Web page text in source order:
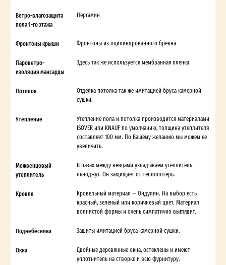
Ветро-влагозащита
пола 1-го этажа
Пергамин
Фронтоны крыши Фронтоны из оцилиндрованного бревна
Пароветро-
изоляция мансарды
Здесь так же используется мембранная пленка.
Потолок
Отделка потолка так же имитацией бруса камерной
сушки.
Утепление
Утепление пола и потолка производится материалами
ISOVER или KNAUF по умолчанию, толщина утеплителя
составляет 100 мм. По Вашему желанию мы можем ее
увеличить.
Межвенцовый
утеплитель
В пазах между венцами укладываем утеплитель —
льноджут. Он защищает от теплопотерь.
Кровля
Кровельный материал — Ондулин. На выбор есть
красный, зеленый или коричневый цвет. Материал
волнистой формы и очень симпатично выглядит.
Поднебесники Зашиты имитацией бруса камерной сушки.
Окна
Двойные деревянные окна, остеклены и имеют
уплотнитель на створке и всю фурнитуру.